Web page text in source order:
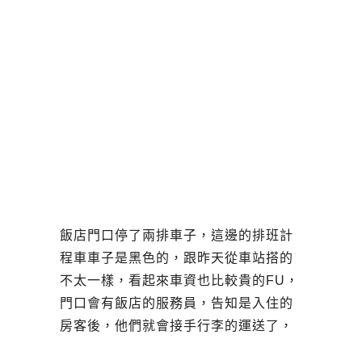
飯店門口停了兩排車子，這邊的排班計
程車車子是黑色的，跟昨天從車站搭的
不太一樣，看起來車資也比較貴的FU，
門口會有飯店的服務員，告知是入住的
房客後，他們就會接手行李的運送了，